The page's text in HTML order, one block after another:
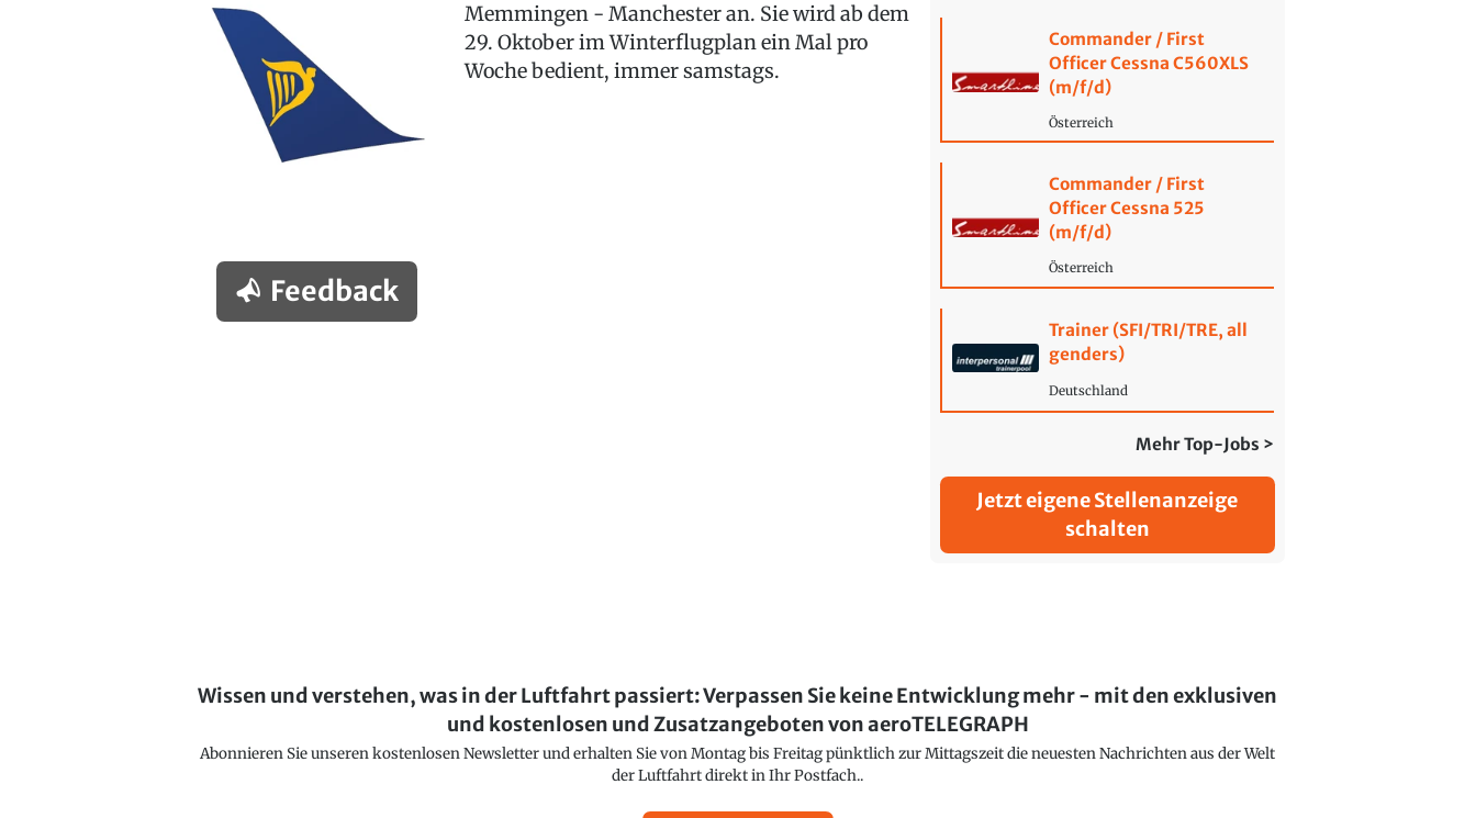
Memmingen - Manchester an. Sie wird ab dem
29. Oktober im Winterflugplan ein Mal pro
Woche bedient, immer samstags.
Feedback
Commander / First
Officer Cessna C560XLS
(m/f/d)
Österreich
Commander / First
Officer Cessna 525
(m/f/d)
Österreich
Trainer (SFI/TRI/TRE, all
genders)
Deutschland
Mehr Top-Jobs >
Jetzt eigene Stellenanzeige
schalten
Wissen und verstehen, was in der Luftfahrt passiert: Verpassen Sie keine Entwicklung mehr - mit den exklusiven
und kostenlosen und Zusatzangeboten von aeroTELEGRAPH
Abonnieren Sie unseren kostenlosen Newsletter und erhalten Sie von Montag bis Freitag pünktlich zur Mittagszeit die neuesten Nachrichten aus der Welt
der Luftfahrt direkt in Ihr Postfach..